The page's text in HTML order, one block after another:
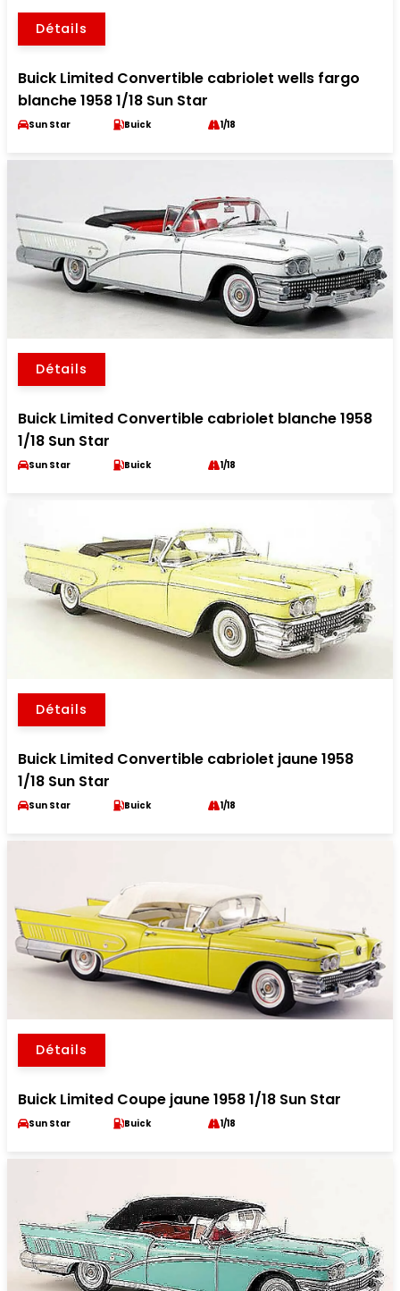
Détails
Buick Limited Convertible cabriolet wells fargo
blanche 1958 1/18 Sun Star
Sun Star Buick 1/18
Détails
Buick Limited Convertible cabriolet blanche 1958
1/18 Sun Star
Sun Star Buick 1/18
Détails
Buick Limited Convertible cabriolet jaune 1958
1/18 Sun Star
Sun Star Buick 1/18
Détails
Buick Limited Coupe jaune 1958 1/18 Sun Star
Sun Star Buick 1/18